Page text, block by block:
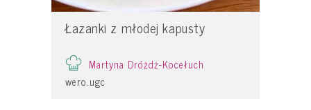
Łazanki z młodej kapusty
Martyna Dróżdż-Kocełuch
wero.ugc